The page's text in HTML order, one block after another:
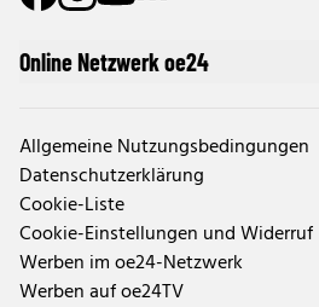
Online Netzwerk oe24
Allgemeine Nutzungsbedingungen
Datenschutzerklärung
Cookie-Liste
Cookie-Einstellungen und Widerruf
Werben im oe24-Netzwerk
Werben auf oe24TV